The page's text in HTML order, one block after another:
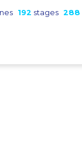
192 stages 288